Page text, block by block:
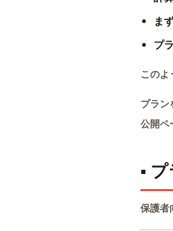
ま
プ
この
プラン
公開ペ
▪
保護者